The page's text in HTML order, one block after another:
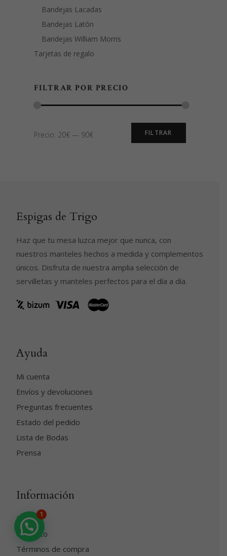
Bandejas Lacadas
Bandejas Latón
Bandejas William Morris
Tarjetas de regalo
FILTRAR POR PRECIO
FILTRAR
Precio: 20€— 90€
Espigas de Trigo
Haz que tu mesa luzca mejor que nunca, con
nuestros manteles hechos a medida y complementos
únicos. Disfruta de nuestra amplia selección de
servilletas y manteles perfectos para el día a día.
Ayuda
Mi cuenta
Envíos y devoluciones
Preguntas frecuentes
Estado del pedido
Lista de Bodas
Prensa
Información
Blog
Contacto
Términos de compra
1